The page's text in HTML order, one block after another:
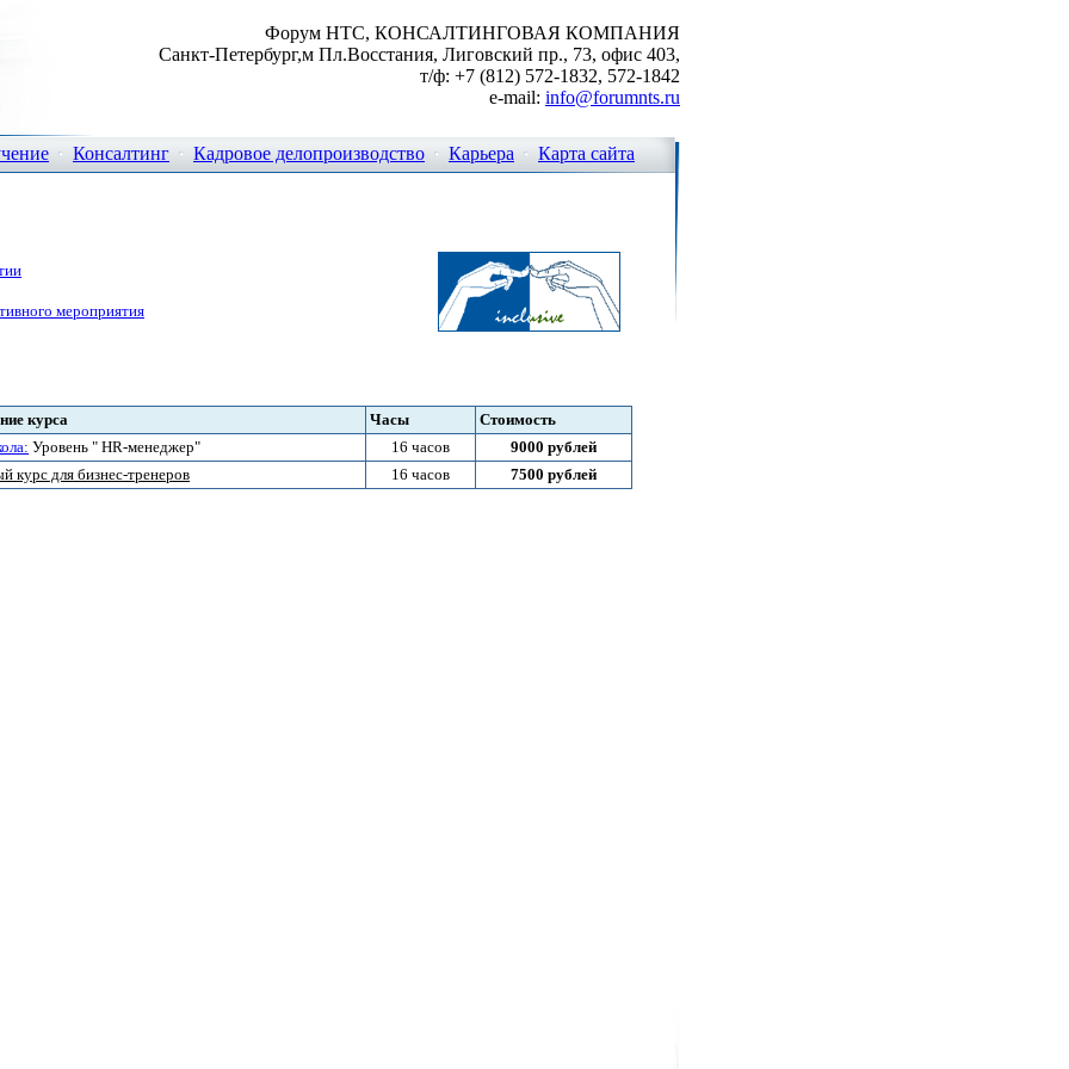
Форум НТС, КОНСАЛТИНГОВАЯ КОМПАНИЯ
Санкт-Петербург,м Пл.Восстания, Лиговский пр., 73, офис 403,
т/ф: +7 (812) 572-1832, 572-1842
e-mail: info@forumnts.ru
Консалтинг Кадровое делопроизводство Карьера Карта сайта
мероприятия
курса Часы
Стоимость
Уровень " HR-менеджер" 16 часов
9000 рублей
курс для бизнес-тренеров 16 часов 7500 рублей